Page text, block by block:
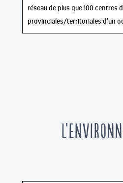
réseau de plus que 100 centres
provinciales/territoriales d’un